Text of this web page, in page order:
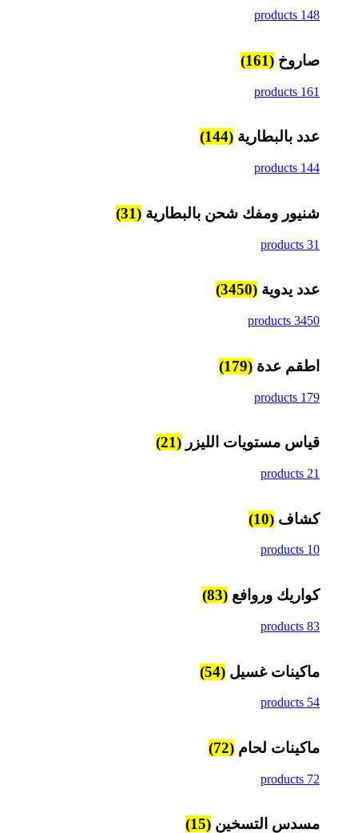
148 products
صاروخ (161)
161 products
عدد بالبطارية (144)
144 products
شنيور ومفك شحن بالبطارية (31)
31 products
عدد يدوية (3450)
3450 products
اطقم عدة (179)
179 products
قياس مستويات الليزر (21)
21 products
كشاف (10)
10 products
كواريك وروافع (83)
83 products
ماكينات غسيل (54)
54 products
ماكينات لحام (72)
72 products
مسدس التسخين (15)